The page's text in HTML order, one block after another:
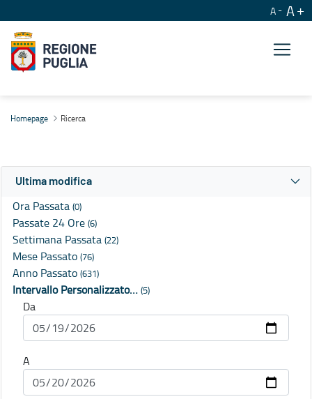
A A
Homepage Ricerca
Ultima modifica
Ora Passata (0)
Passate 24 Ore (6)
Settimana Passata (22)
Mese Passato (76)
Anno Passato (631)
Intervallo Personalizzato… (5)
Da
A